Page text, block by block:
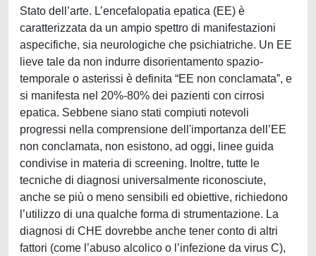
Stato dell’arte. L’encefalopatia epatica (EE) è
caratterizzata da un ampio spettro di manifestazioni
aspecifiche, sia neurologiche che psichiatriche. Un EE
lieve tale da non indurre disorientamento spazio-
temporale o asterissi è definita “EE non conclamata”, e
si manifesta nel 20%-80% dei pazienti con cirrosi
epatica. Sebbene siano stati compiuti notevoli
progressi nella comprensione dell'importanza dell’EE
non conclamata, non esistono, ad oggi, linee guida
condivise in materia di screening. Inoltre, tutte le
tecniche di diagnosi universalmente riconosciute,
anche se più o meno sensibili ed obiettive, richiedono
l’utilizzo di una qualche forma di strumentazione. La
diagnosi di CHE dovrebbe anche tener conto di altri
fattori (come l’abuso alcolico o l’infezione da virus C),